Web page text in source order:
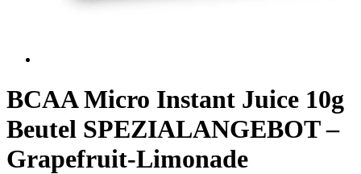
BCAA Micro Instant Juice 10g
Beutel SPEZIALANGEBOT –
Grapefruit-Limonade